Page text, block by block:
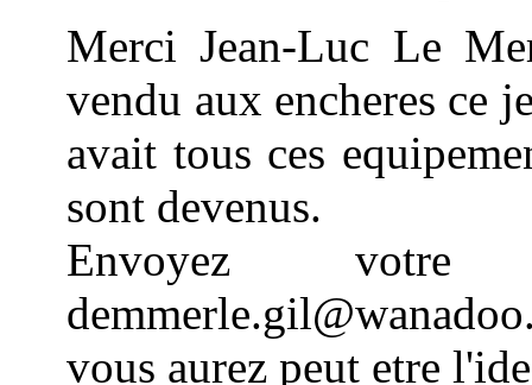
Merci Jean-Luc Le
vendu aux encheres ce
avait tous ces
sont devenus.
Envoyez
vous aurez peut etre